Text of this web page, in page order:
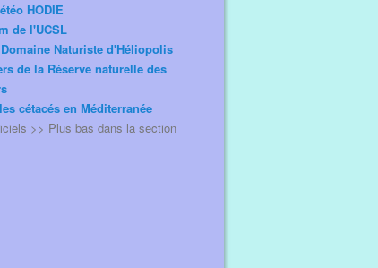
HODIE
de l'UCSL
Naturiste d'Héliopolis
de la Réserve naturelle des
cétacés en Méditerranée
>> Plus bas dans la section